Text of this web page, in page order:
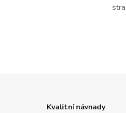
Kvalitní návnady